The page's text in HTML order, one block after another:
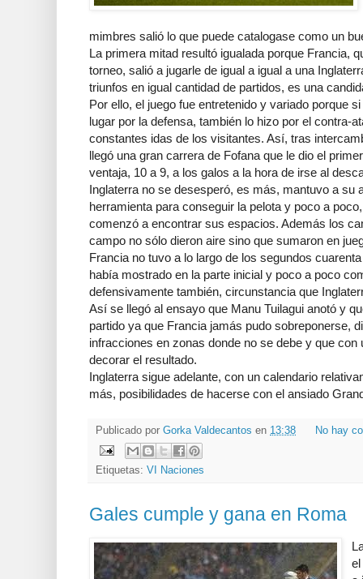
mimbres salió lo que puede catalogase como un
La primera mitad resultó igualada porque Francia,
torneo, salió a jugarle de igual a igual a una
triunfos en igual cantidad de partidos, es una
Por ello, el juego fue entretenido y variado porque
lugar por la defensa, también lo hizo por el contra-
constantes idas de los visitantes. Así, tras
llegó una gran carrera de Fofana que le dio el
ventaja, 10 a 9, a los galos a la hora de irse al
Inglaterra no se desesperó, es más, mantuvo a su
herramienta para conseguir la pelota y poco a
comenzó a encontrar sus espacios. Además los
campo no sólo dieron aire sino que sumaron en
Francia no tuvo a lo largo de los segundos
había mostrado en la parte inicial y poco a poco
defensivamente también, circunstancia que
Así se llegó al ensayo que Manu Tuilagui anotó y
partido ya que Francia jamás pudo sobreponerse,
infracciones en zonas donde no se debe y que
decorar el resultado.
Inglaterra sigue adelante, con un calendario
más, posibilidades de hacerse con el ansiado
Publicado por Gorka Valdecantos en 13:38 No hay
Etiquetas: VI Naciones
Gales cumple y gana en Roma